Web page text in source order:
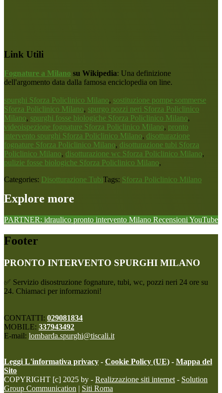
Link Utili
Fognature a Milano su Wikipedia: Una definizione
dell'argomento data dalla famosa enciclopedia on line.
spurghi Sforza Policlinico Milano, sostituzione pompe sommerse
Sforza Policlinico Milano, spurgo pozzi neri Sforza Policlinico
Milano, spurghi fosse biologiche Sforza Policlinico Milano,
videoispezione fognature Sforza Policlinico Milano, pronto
intervento spurghi Sforza Policlinico Milano, disotturazione
fognature Sforza Policlinico Milano, disotturazione tubi Sforza
Policlinico Milano, disotturazione wc Sforza Policlinico Milano,
pulizie fosse biologiche Sforza Policlinico Milano,
Categories: Disotturazione TubiTags: Sforza Policlinico Milano
Explore more
PARTNER: idraulico pronto intervento Milano Recensioni YouTube
Footer
PRONTO INTERVENTO SPURGHI MILANO
✅ Servizio disostruzione fognature, tubi, wc, pozzi neri 24 ore su
24. Chiamaci per informazioni!
CONTATTI: 029081834
MOBILE: 337943492
E-mail: lombarda.spurghi@tiscali.it
Leggi L'informativa privacy - Cookie Policy (UE) - Mappa del
Sito
COPYRIGHT [c] 2025 by - Realizzazione siti internet - Solution
Group Communication | Siti Roma